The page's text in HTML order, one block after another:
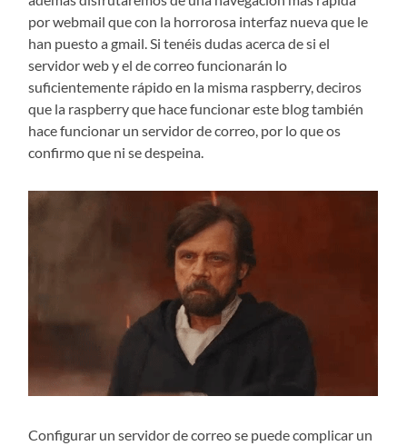
por webmail que con la horrorosa interfaz nueva que le
han puesto a gmail. Si tenéis dudas acerca de si el
servidor web y el de correo funcionarán lo
suficientemente rápido en la misma raspberry, deciros
que la raspberry que hace funcionar este blog también
hace funcionar un servidor de correo, por lo que os
confirmo que ni se despeina.
Configurar un servidor de correo se puede complicar un